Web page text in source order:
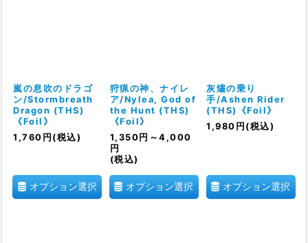
嵐の息吹のドラゴ
ン/Stormbreath
Dragon (THS)
《Foil》
1,760 円 (税込)
オプション選択
狩猟の神、ナイレ
ア/Nylea, God of
the Hunt (THS)
《Foil》
1,350 円 ～4,000
円
(税込)
オプション選択
灰燼の乗り
手/Ashen Rider
(THS)《Foil》
1,980 円 (税込)
オプション選択